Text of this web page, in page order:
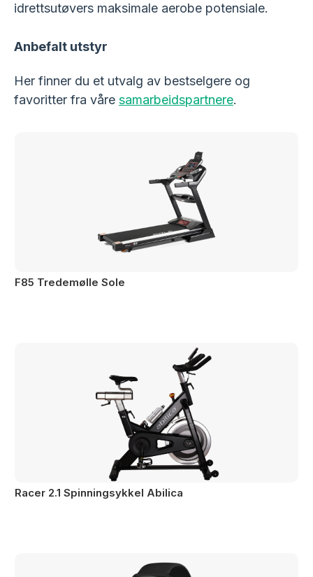
idrettsutøvers maksimale aerobe potensiale.
Anbefalt utstyr
Her finner du et utvalg av bestselgere og
favoritter fra våre samarbeidspartnere.
F85 Tredemølle Sole
Racer 2.1 Spinningsykkel Abilica